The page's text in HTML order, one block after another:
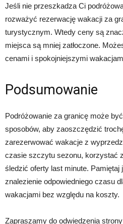
Jeśli nie przeszkadza Ci
rozważyć rezerwację wakacji za
turystycznym. Wtedy ceny są
miejsca są mniej zatłoczone.
cenami i spokojniejszymi
Podsumowanie
Podróżowanie za granicę może
sposobów, aby zaoszczędzić
zarezerwować wakacje z
czasie szczytu sezonu, korzystać
śledzić oferty last minute.
znalezienie odpowiedniego czasu
wakacjami bez względu na koszty.
Zapraszamy do odwiedzenia strony